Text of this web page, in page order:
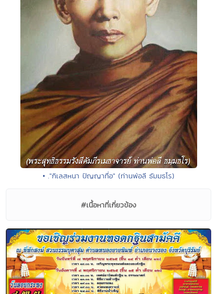
• ."กิเลสหนา ปัญญาทื่อ" (ท่านพ่อลี ธัมมธโร)
#เนื้อหาที่เกี่ยวข้อง